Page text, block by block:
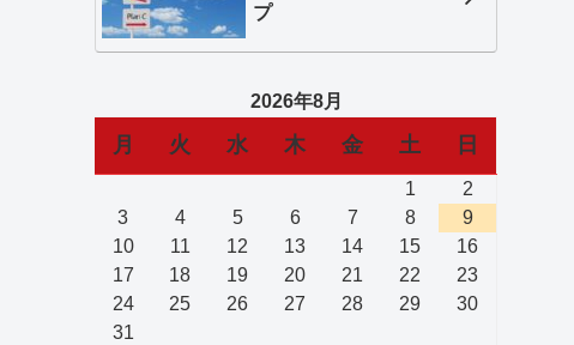
プ
2026年8月
月 火 水 木 金 土 日
1
2
3
4 5 6 7 8
9
10
11 12 13 14 15
16
17
18 19 20 21 22
23
24
25 26 27 28 29
30
31